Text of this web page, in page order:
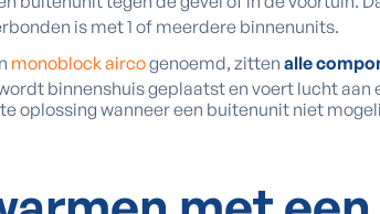
is met 1 of meerdere binnenunits.
monoblock aircogenoemd, zitten alle
binnenshuis geplaatst en voert lucht aan
oplossing wanneer een buitenunit niet